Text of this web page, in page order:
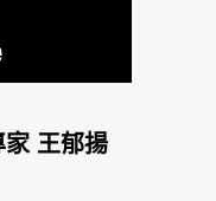
王郁揚